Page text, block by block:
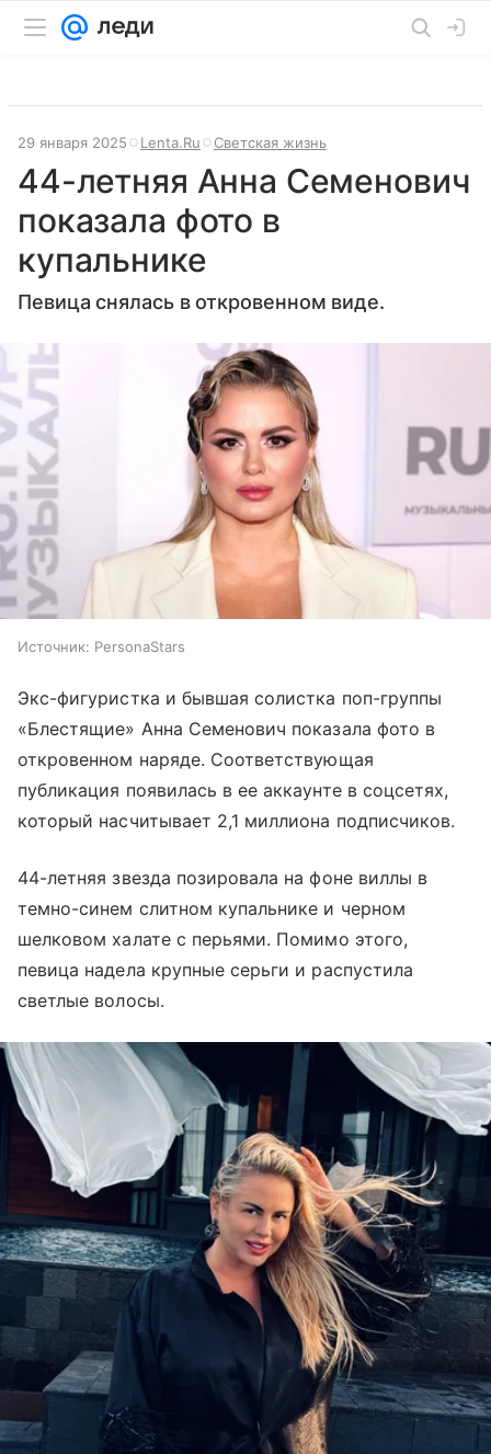
29 января 2025 Lenta.Ru Светская жизнь
44-летняя Анна Семенович
показала фото в
купальнике
Певица снялась в откровенном виде.
Источник: PersonaStars
Экс-фигуристка и бывшая солистка поп-группы
«Блестящие» Анна Семенович показала фото в
откровенном наряде. Соответствующая
публикация появилась в ее аккаунте в соцсетях,
который насчитывает 2,1 миллиона подписчиков.
44-летняя звезда позировала на фоне виллы в
темно-синем слитном купальнике и черном
шелковом халате с перьями. Помимо этого,
певица надела крупные серьги и распустила
светлые волосы.